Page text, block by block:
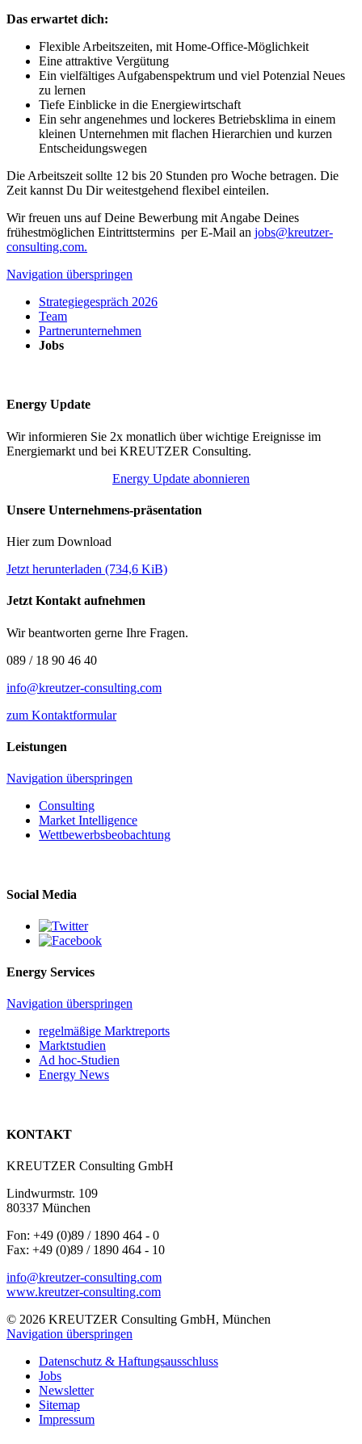
Das erwartet dich:
Flexible Arbeitszeiten, mit Home-Office-Möglichkeit
Eine attraktive Vergütung
Ein vielfältiges Aufgabenspektrum und viel Potenzial Neues
zu lernen
Tiefe Einblicke in die Energiewirtschaft
Ein sehr angenehmes und lockeres Betriebsklima in einem
kleinen Unternehmen mit flachen Hierarchien und kurzen
Entscheidungswegen
Die Arbeitszeit sollte 12 bis 20 Stunden pro Woche betragen. Die
Zeit kannst Du Dir weitestgehend flexibel einteilen.
Wir freuen uns auf Deine Bewerbung mit Angabe Deines
frühestmöglichen Eintrittstermins per E-Mail an jobs@kreutzer-
consulting.com.
Navigation überspringen
Strategiegespräch 2026
Team
Partnerunternehmen
Jobs
Energy Update
Wir informieren Sie 2x monatlich über wichtige Ereignisse im
Energiemarkt und bei KREUTZER Consulting.
Energy Update abonnieren
Unsere Unternehmens-präsentation
Hier zum Download
Jetzt herunterladen (734,6 KiB)
Jetzt Kontakt aufnehmen
Wir beantworten gerne Ihre Fragen.
089 / 18 90 46 40
info@kreutzer-consulting.com
zum Kontaktformular
Leistungen
Navigation überspringen
Consulting
Market Intelligence
Wettbewerbs­beobachtung
Social Media
Energy Services
Navigation überspringen
regelmäßige Marktreports
Marktstudien
Ad hoc-Studien
Energy News
KONTAKT
KREUTZER Consulting GmbH
Lindwurmstr. 109
80337 München
Fon: +49 (0)89 / 1890 464 - 0
Fax: +49 (0)89 / 1890 464 - 10
info@kreutzer-consulting.com
www.kreutzer-consulting.com
© 2026 KREUTZER Consulting GmbH, München
Navigation überspringen
Datenschutz & Haftungsausschluss
Jobs
Newsletter
Sitemap
Impressum